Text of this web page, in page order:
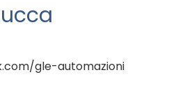
gle-automazioni